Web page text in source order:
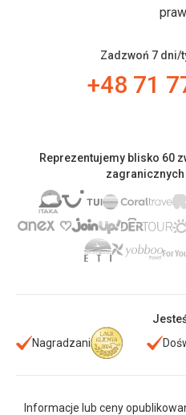
Zadzwoń 7 dni/
+48 71
Reprezentujemy blisko 60
Nagradzani
Informacje lub ceny